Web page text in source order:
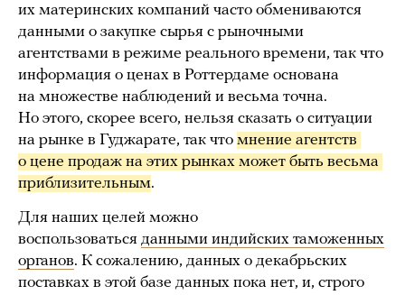
их материнских компаний часто обмениваются
данными о закупке сырья с рыночными
агентствами в режиме реального времени, так что
информация о ценах в Роттердаме основана
на множестве наблюдений и весьма точна.
Но этого, скорее всего, нельзя сказать о ситуации
на рынке в Гуджарате, так что мнение агентств
о цене продаж на этих рынках может быть весьма
приблизительным.
Для наших целей можно
воспользоваться данными индийских таможенных
органов. К сожалению, данных о декабрьских
поставках в этой базе данных пока нет, и, строго